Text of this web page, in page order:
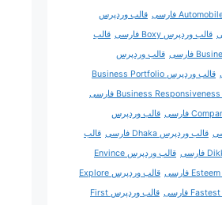
قالب وردپرس
قالب وردپرس Boxy فارسی
قالب
قالب وردپرس
قالب وردپرس Business Portfolio
قالب وردپرس
قالب وردپرس Dhaka فارسی
قالب
قالب وردپرس Envince
قالب وردپرس Explore
قالب وردپرس First